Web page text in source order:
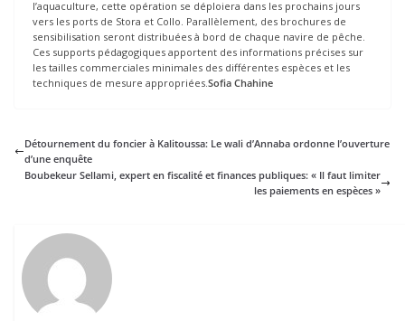
l’aquaculture, cette opération se déploiera dans les prochains jours
vers les ports de Stora et Collo. Parallèlement, des brochures de
sensibilisation seront distribuées à bord de chaque navire de pêche.
Ces supports pédagogiques apportent des informations précises sur
les tailles commerciales minimales des différentes espèces et les
techniques de mesure appropriées.Sofia Chahine
Détournement du foncier à Kalitoussa: Le wali d’Annaba ordonne l’ouverture
d’une enquête
Boubekeur Sellami, expert en fiscalité et finances publiques: « Il faut limiter
les paiements en espèces »